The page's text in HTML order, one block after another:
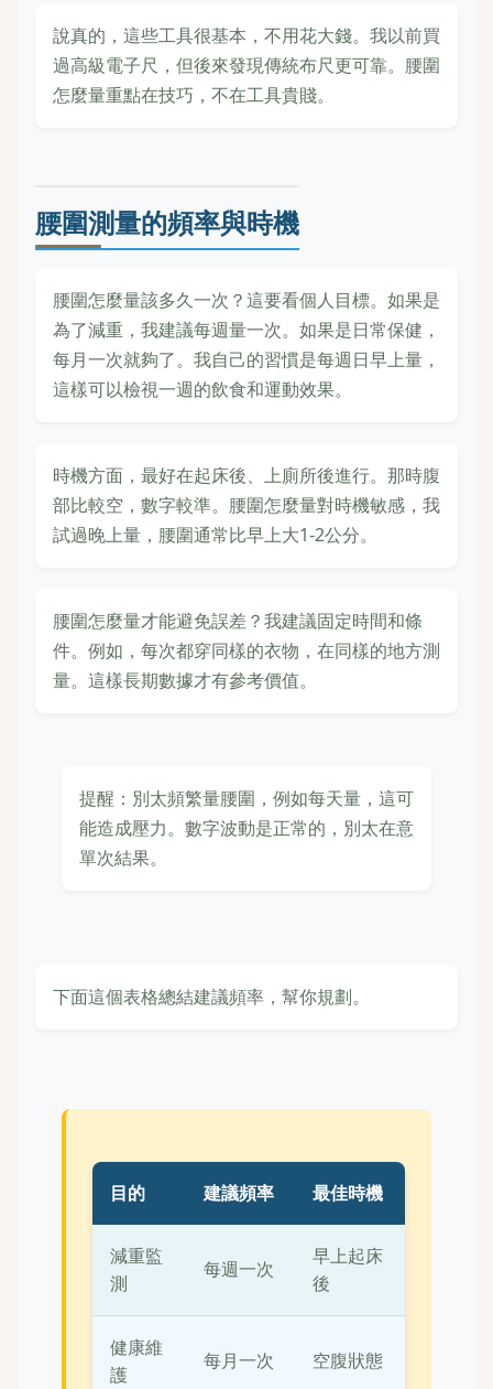
說真的，這些工具很基本，不用花大錢。我以前買
過高級電子尺，但後來發現傳統布尺更可靠。腰圍
怎麼量重點在技巧，不在工具貴賤。
腰圍測量的頻率與時機
腰圍怎麼量該多久一次？這要看個人目標。如果是
為了減重，我建議每週量一次。如果是日常保健，
每月一次就夠了。我自己的習慣是每週日早上量，
這樣可以檢視一週的飲食和運動效果。
時機方面，最好在起床後、上廁所後進行。那時腹
部比較空，數字較準。腰圍怎麼量對時機敏感，我
試過晚上量，腰圍通常比早上大1-2公分。
腰圍怎麼量才能避免誤差？我建議固定時間和條
件。例如，每次都穿同樣的衣物，在同樣的地方測
量。這樣長期數據才有參考價值。
提醒：別太頻繁量腰圍，例如每天量，這可
能造成壓力。數字波動是正常的，別太在意
單次結果。
下面這個表格總結建議頻率，幫你規劃。
目的 建議頻率 最佳時機
減重監
測
每週一次
早上起床
後
健康維
護
每月一次 空腹狀態